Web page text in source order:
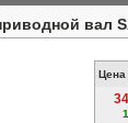
вал
Цена